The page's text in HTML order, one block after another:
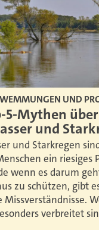
UND
5-Mythen über
und
und Starkregen
ein riesiges
wenn es darum
zu schützen, gibt
Missverständnisse.
verbreitet